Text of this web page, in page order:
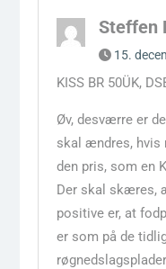
Steffen
15.
KISS BR 50ÜK,
Øv, desværre er
skal ændres, hvis
den pris, som en
Der skal skæres,
positive er, at
er som på de